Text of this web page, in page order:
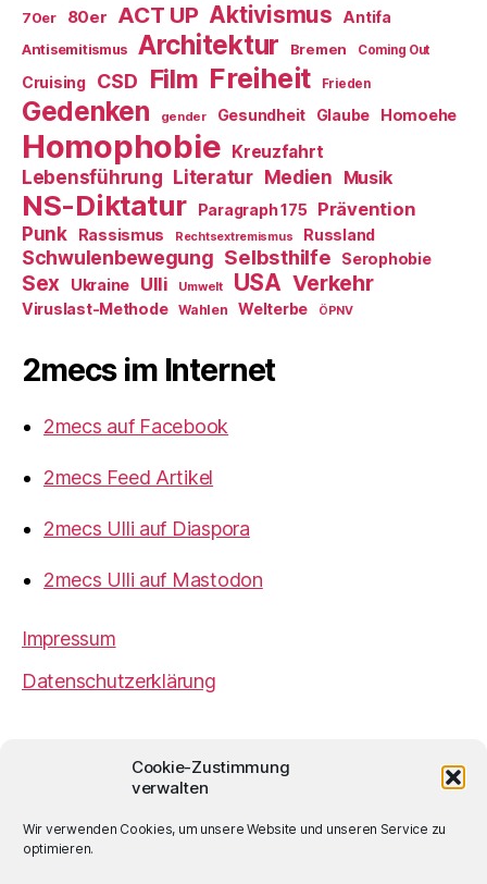
Cookie-Zustimmung
verwalten
Wir verwenden Cookies, um unsere Website und unseren Service zu
optimieren.
70er 80er ACT UP Aktivismus Antifa
Antisemitismus Architektur Bremen Coming Out
Cruising CSD Film Freiheit Frieden
Gedenken gender Gesundheit Glaube Homoehe
Homophobie Kreuzfahrt
Lebensführung Literatur Medien Musik
NS-Diktatur Paragraph 175
Prävention
Punk
Rassismus Rechtsextremismus Russland
Schwulenbewegung Selbsthilfe Serophobie
Sex Ukraine Ulli Umwelt USA Verkehr
Viruslast-Methode Wahlen Welterbe ÖPNV
2mecs im Internet
2mecs auf Facebook
2mecs Feed Artikel
2mecs Ulli auf Diaspora
2mecs Ulli auf Mastodon
Impressum
Datenschutzerklärung
Ulrich Würdemannist sofern nicht
anders angegeben lizenziert unter einer
Creative
Lizenz.